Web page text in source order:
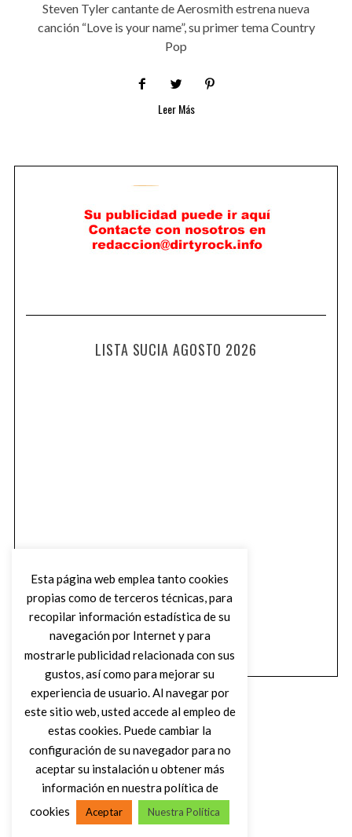
Steven Tyler cantante de Aerosmith estrena nueva
canción “Love is your name”, su primer tema Country
Pop
Leer Más
LISTA SUCIA AGOSTO 2026
VOLVER AL INICIO
Esta página web emplea tanto cookies
propias como de terceros técnicas, para
recopilar información estadística de su
navegación por Internet y para
mostrarle publicidad relacionada con sus
gustos, así como para mejorar su
experiencia de usuario. Al navegar por
este sitio web, usted accede al empleo de
estas cookies. Puede cambiar la
configuración de su navegador para no
aceptar su instalación u obtener más
información en nuestra política de
cookies
Aceptar Nuestra Política